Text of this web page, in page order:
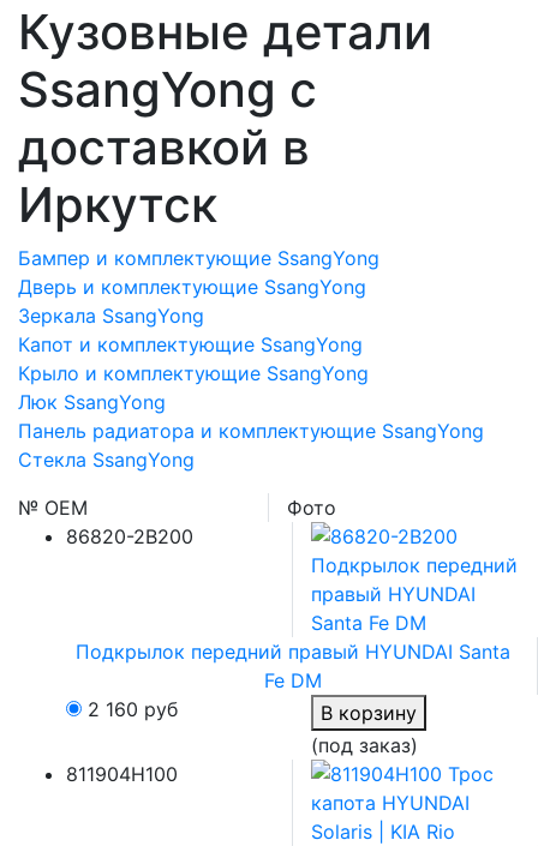
Кузовные детали
SsangYong с
доставкой в
Иркутск
Бампер и комплектующие SsangYong
Дверь и комплектующие SsangYong
Зеркала SsangYong
Капот и комплектующие SsangYong
Крыло и комплектующие SsangYong
Люк SsangYong
Панель радиатора и комплектующие SsangYong
Стекла SsangYong
№ OEM
Фото
86820-2B200
Подкрылок передний правый HYUNDAI Santa
Fe DM
2 160 руб
В корзину
(под заказ)
811904H100